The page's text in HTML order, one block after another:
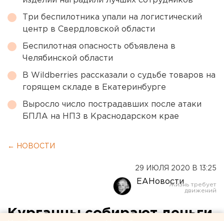
Три беспилотника упали на логистический
центр в Свердловской области
Беспилотная опасность объявлена в
Челябинской области
В Wildberries рассказали о судьбе товаров на
горящем складе в Екатеринбурге
Выросло число пострадавших после атаки
БПЛА на НПЗ в Краснодарском крае
← НОВОСТИ
29 ИЮЛЯ 2020 В 13:25
ЕАНовости
Курганцы собирают деньги